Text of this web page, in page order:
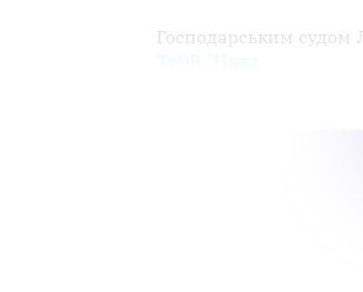
Господарським судом